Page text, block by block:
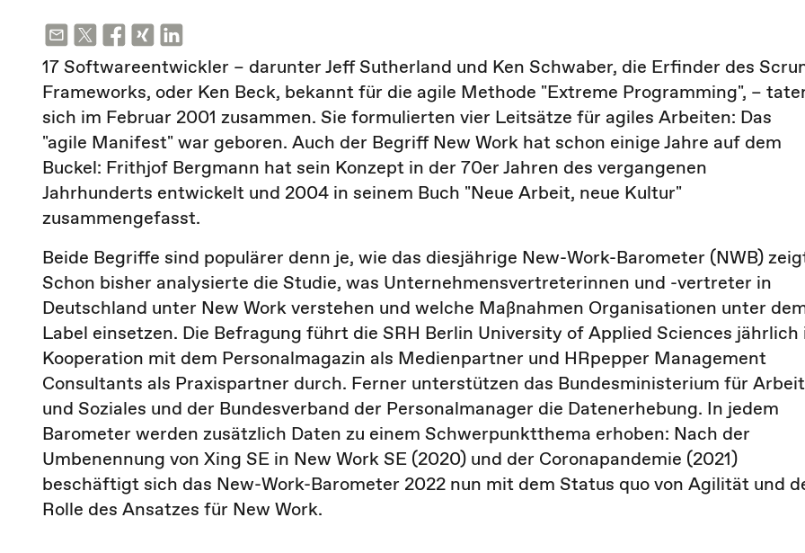
17 Softwareentwickler – darunter Jeff Sutherland und Ken Schwaber, die Erfinder des
Frameworks, oder Ken Beck, bekannt für die agile Methode "Extreme Programming", –
sich im Februar 2001 zusammen. Sie formulierten vier Leitsätze für agiles Arbeiten: Das
"agile Manifest" war geboren. Auch der Begriff New Work hat schon einige Jahre auf dem
Buckel: Frithjof Bergmann hat sein Konzept in der 70er Jahren des vergangenen
Jahrhunderts entwickelt und 2004 in seinem Buch "Neue Arbeit, neue Kultur"
zusammengefasst.
Beide Begriffe sind populärer denn je, wie das diesjährige New-Work-Barometer (NWB)
Schon bisher analysierte die Studie, was Unternehmensvertreterinnen und -vertreter in
Deutschland unter New Work verstehen und welche Maßnahmen Organisationen unter
Label einsetzen. Die Befragung führt die SRH Berlin University of Applied Sciences jährlich
Kooperation mit dem Personalmagazin als Medienpartner und HRpepper Management
Consultants als Praxispartner durch. Ferner unterstützen das Bundesministerium für Arbeit
und Soziales und der Bundesverband der Personalmanager die Datenerhebung. In jedem
Barometer werden zusätzlich Daten zu einem Schwerpunktthema erhoben: Nach der
Umbenennung von Xing SE in New Work SE (2020) und der Coronapandemie (2021)
beschäftigt sich das New-Work-Barometer 2022 nun mit dem Status quo von Agilität und
Rolle des Ansatzes für New Work.